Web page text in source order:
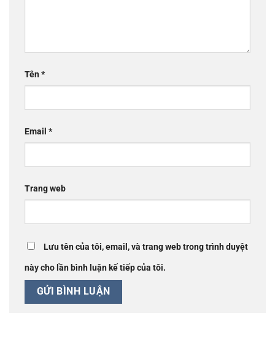
Tên*
Email *
Trang web
Lưu tên của tôi, email, và trang web trong trình duyệt
này cho lần bình luận kế tiếp của tôi.